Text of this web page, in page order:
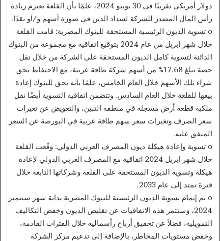
دولار أمريكي تقريبًا في 30 يونيو 2024، علمًا بأن القلعة تعتزم زيادة
رأس المال المصدر للشركة لسداد الدين في صورة أسهم و/أو نقدًا.
o تسوية الديون الرئيسية المستحقة للبنوك المصرية: قامت القلعة
خلال شهر إبريل من عام 2024 بتوقيع اتفاقية مع مجموعة من البنوك
الدائنة لتسوية كامل الديون المستحقة على الشركة من خلال نقل
حصة تبلغ 17.68% من أسهم شركة طاقة عربية، مع الاحتفاظ بحق
شراء تلك الأسهم خلال العام الخامس، علمًا بأنه يحق للبنوك إعادة
بيعها للقلعة خلال العام السادس. وتتضمن اتفاقية التسوية أيضًا نقل
ملكية قطعة أرض مسجلة في منطقة التبين، والتعويض عن تغيرات
سعر الصرف وتغيرات سعر سهم طاقة عربية في البورصة عن السعر
المتفق عليه.
o تسوية وإعادة هيكلة ديون المصرف العربي الدولي: وقّعت القلعة
خلال شهر إبريل 2024 اتفاقية مع المصرف العربي الدولي لإعادة
هيكلة وتسوية الديون المستحقة على القلعة وشركاتها التابعة خلال
فترة تمتد إلى عام 2033.
o تم إتمام تسوية الديون الرئيسية للبنوك المصرية بداية شهر سبتمبر
2024، وستثمر هذه الاتفاقيات عن تقليص الديون وخفض التكاليف
التمويلية، فضلاً عن تحقيق أرباح رأسمالية خلال الفترات القادمة،
وخفض مستويات المخاطر، بالإضافة إلى تدعيم مركز الشركة